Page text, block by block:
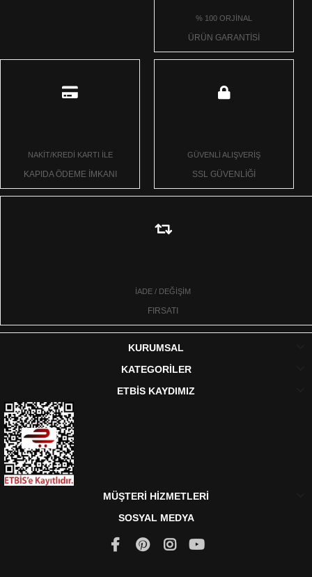
% 100 ORJİNAL
ÜRÜN GARANTİSİ
NAKİT/KREDİ KARTI İLE
KAPIDA ÖDEME İMKANI
GÜVENLİ ALIŞVERİŞ
SSL GÜVENLİĞİ
İADE / DEĞİŞİM
FIRSATI
KURUMSAL
KATEGORİLER
ETBİS KAYDIMIZ
MÜŞTERİ HİZMETLERİ
SOSYAL MEDYA